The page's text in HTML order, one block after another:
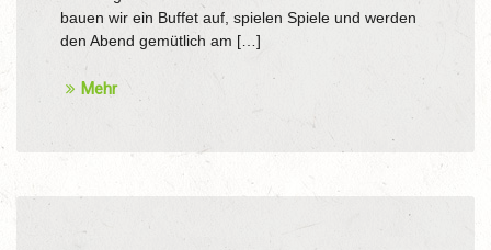
bauen wir ein Buffet auf, spielen Spiele und werden
den Abend gemütlich am […]
Mehr